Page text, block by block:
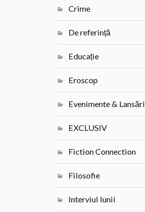
Crime
De referință
Educație
Eroscop
Evenimente & Lansări
EXCLUSIV
Fiction Connection
Filosofie
Interviul lunii